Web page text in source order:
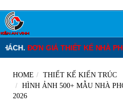
PHỐ: 120.000 – 220.000 VNĐ/
HOME
THIẾT KẾ KIẾN TRÚC
HÌNH ẢNH 500+ MẪU NHÀ
2026